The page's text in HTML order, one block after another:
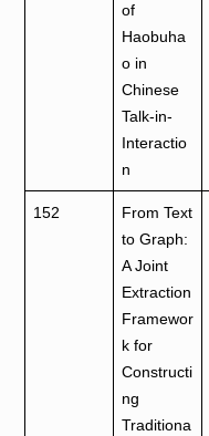
of
Haobuha
o in
Chinese
Talk-in-
Interactio
n
152
From Text
to Graph:
A Joint
Extraction
Framewor
k for
Constructi
ng
Traditiona